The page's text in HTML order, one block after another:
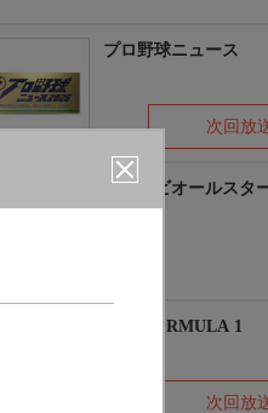
プロ野球ニュース
次回放
マイナビオールスタ
2026 FORMULA 1
次回放